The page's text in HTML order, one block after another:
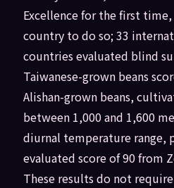
Excellence for the first
country to do so; 33
countries evaluated blind
Taiwanese-grown beans
Alishan-grown beans,
between 1,000 and 1,600
diurnal temperature range,
evaluated score of 90 from
These results do not